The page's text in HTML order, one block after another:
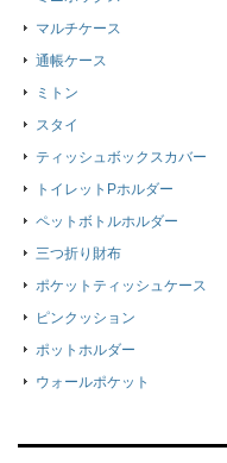
マルチケース
通帳ケース
ミトン
スタイ
ティッシュボックスカバー
トイレットPホルダー
ペットボトルホルダー
三つ折り財布
ポケットティッシュケース
ピンクッション
ポットホルダー
ウォールポケット